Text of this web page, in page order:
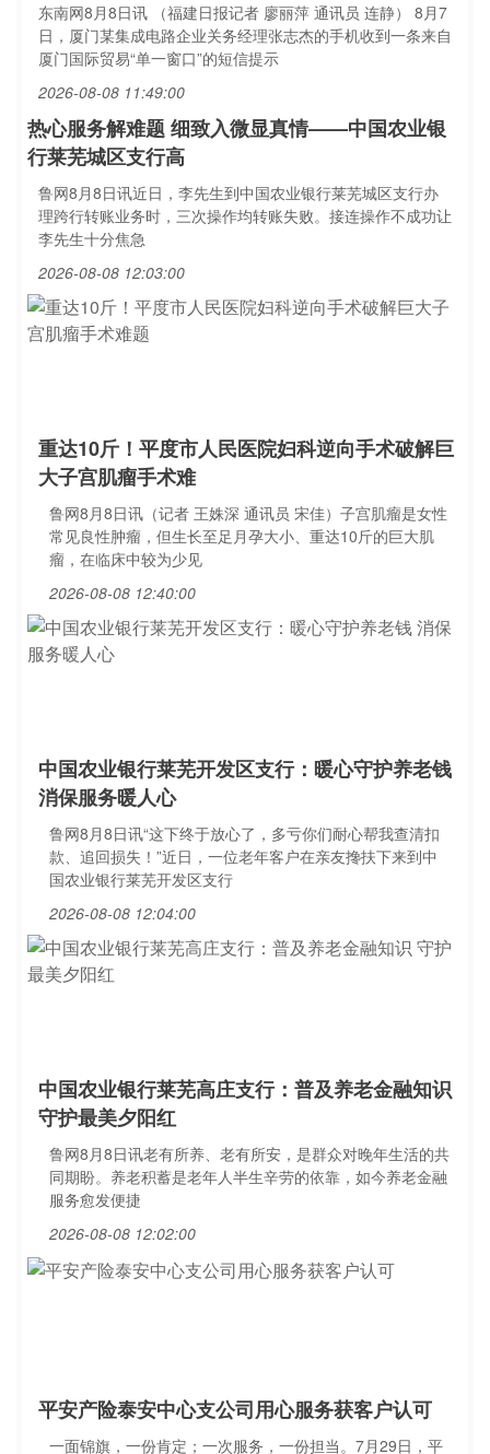
东南网8月8日讯 （福建日报记者 廖丽萍 通讯员 连静） 8月7
日，厦门某集成电路企业关务经理张志杰的手机收到一条来自
厦门国际贸易“单一窗口”的短信提示
2026-08-08 11:49:00
热心服务解难题 细致入微显真情——中国农业银
行莱芜城区支行高
鲁网8月8日讯近日，李先生到中国农业银行莱芜城区支行办
理跨行转账业务时，三次操作均转账失败。接连操作不成功让
李先生十分焦急
2026-08-08 12:03:00
重达10斤！平度市人民医院妇科逆向手术破解巨
大子宫肌瘤手术难
鲁网8月8日讯（记者 王姝深 通讯员 宋佳）子宫肌瘤是女性
常见良性肿瘤，但生长至足月孕大小、重达10斤的巨大肌
瘤，在临床中较为少见
2026-08-08 12:40:00
中国农业银行莱芜开发区支行：暖心守护养老钱
消保服务暖人心
鲁网8月8日讯“这下终于放心了，多亏你们耐心帮我查清扣
款、追回损失！”近日，一位老年客户在亲友搀扶下来到中
国农业银行莱芜开发区支行
2026-08-08 12:04:00
中国农业银行莱芜高庄支行：普及养老金融知识
守护最美夕阳红
鲁网8月8日讯老有所养、老有所安，是群众对晚年生活的共
同期盼。养老积蓄是老年人半生辛劳的依靠，如今养老金融
服务愈发便捷
2026-08-08 12:02:00
平安产险泰安中心支公司用心服务获客户认可
一面锦旗，一份肯定；一次服务，一份担当。7月29日，平